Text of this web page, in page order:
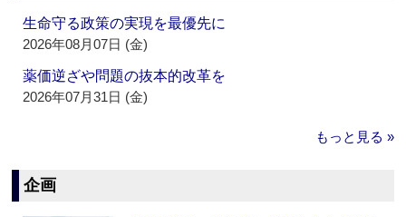
生命守る政策の実現を最優先に
2026年08月07日 (金)
薬価逆ざや問題の抜本的改革を
2026年07月31日 (金)
もっと見る »
企画